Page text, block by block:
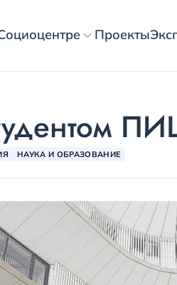
Проекты
НАУКА И ОБРАЗОВАНИЕ